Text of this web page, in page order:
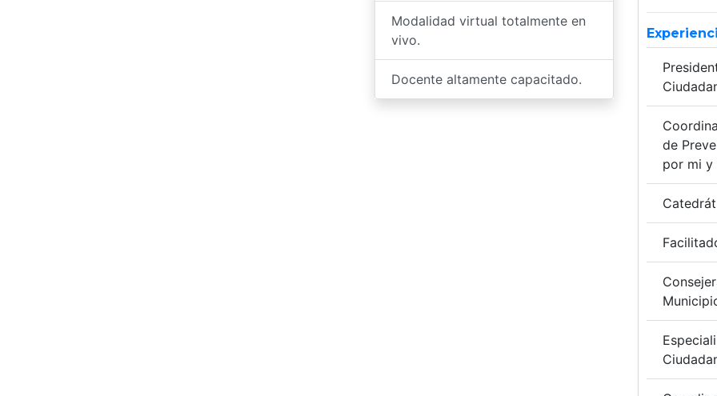
Modalidad virtual totalmente en
vivo.
Docente altamente capacitado.
de
por mi y